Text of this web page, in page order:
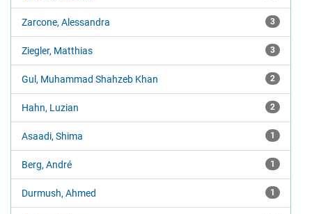
3
Zarcone, Alessandra
3
Ziegler, Matthias
2
Gul, Muhammad Shahzeb Khan
2
Hahn, Luzian
1
Asaadi, Shima
1
Berg, André
1
Durmush, Ahmed